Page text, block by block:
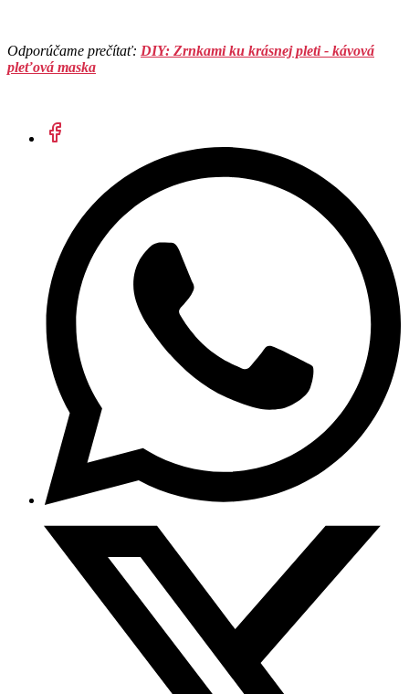
Odporúčame prečítať: DIY: Zrnkami ku krásnej pleti - kávová
pleťová maska